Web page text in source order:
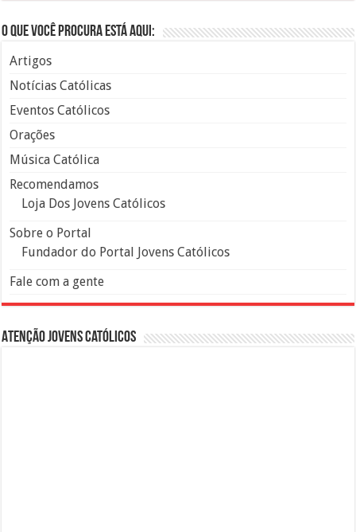
O que você procura está aqui:
Artigos
Notícias Católicas
Eventos Católicos
Orações
Música Católica
Recomendamos
Loja Dos Jovens Católicos
Sobre o Portal
Fundador do Portal Jovens Católicos
Fale com a gente
Atenção Jovens Católicos